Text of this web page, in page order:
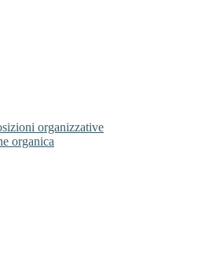
organizzative
organica